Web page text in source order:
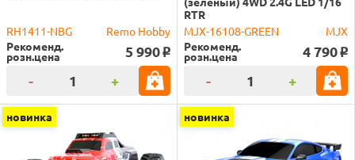
RH1411-NBG
Remo Hobby
Рекоменд.
розн.цена 5 990 o
- +
RTR
MJX-16108-GREEN
MJX
Рекоменд.
розн.цена 4 790 o
- +
новинка новинка